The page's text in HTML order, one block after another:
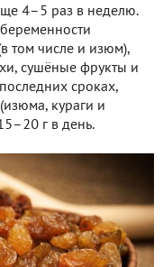
4–5 раз в неделю.
том числе и изюм),
сушёные фрукты и
сроках,
кураги и
г в день.